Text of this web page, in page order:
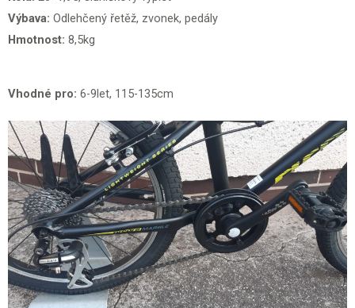
Výbava: Odlehčený řetěž, zvonek, pedály
Hmotnost: 8,5kg
Vhodné pro: 6-9let, 115-135cm